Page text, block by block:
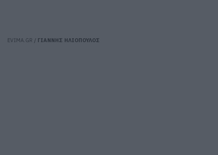
EVIMA.GR / ΓΙΑΝΝΗΣ ΗΛΙΟΠΟΥΛΟΣ